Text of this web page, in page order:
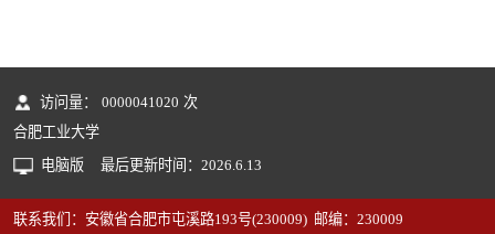
访问量： 0000041020 次
合肥工业大学
电脑版
最后更新时间： 2026 6 13
联系我们：安徽省合肥市屯溪路193号(230009) 邮编：230009